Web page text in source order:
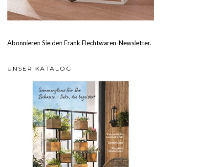
Abonnieren Sie den Frank Flechtwaren-Newsletter.
UNSER KATALOG